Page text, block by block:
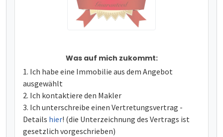
Was auf mich zukommt:
Ich habe eine Immobilie aus dem Angebot
ausgewählt
Ich kontaktiere den Makler
Ich unterschreibe einen Vertretungsvertrag -
Details hier! (die Unterzeichnung des Vertrags ist
gesetzlich vorgeschrieben)